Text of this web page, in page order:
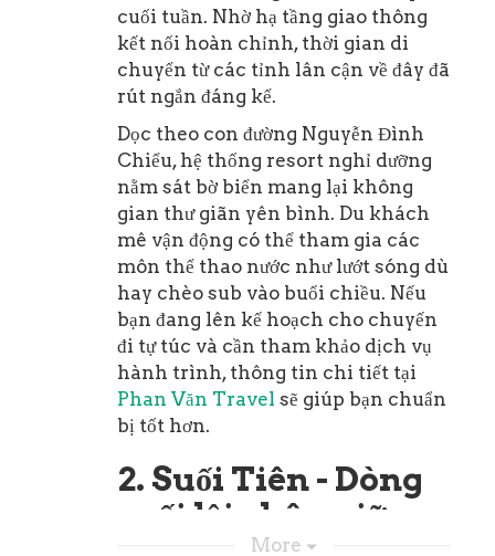
cuối tuần. Nhờ hạ tầng giao thông
kết nối hoàn chỉnh, thời gian di
chuyển từ các tỉnh lân cận về đây đã
rút ngắn đáng kể.
Dọc theo con đường Nguyễn Đình
Chiểu, hệ thống resort nghỉ dưỡng
nằm sát bờ biển mang lại không
gian thư giãn yên bình. Du khách
mê vận động có thể tham gia các
môn thể thao nước như lướt sóng dù
hay chèo sub vào buổi chiều. Nếu
bạn đang lên kế hoạch cho chuyến
đi tự túc và cần tham khảo dịch vụ
hành trình, thông tin chi tiết tại
Phan Văn Travel sẽ giúp bạn chuẩn
bị tốt hơn.
2. Suối Tiên - Dòng
suối lội chân giữa
More